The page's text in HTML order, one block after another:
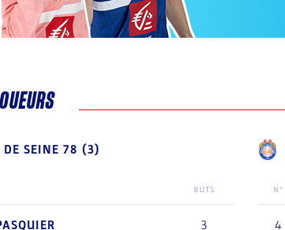
DE SEINE 78 (3)
BUTS
3
N°
4